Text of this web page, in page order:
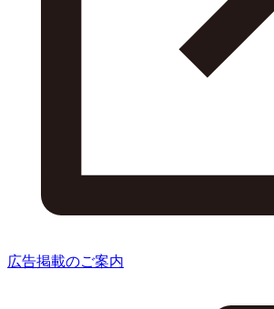
広告掲載のご案内